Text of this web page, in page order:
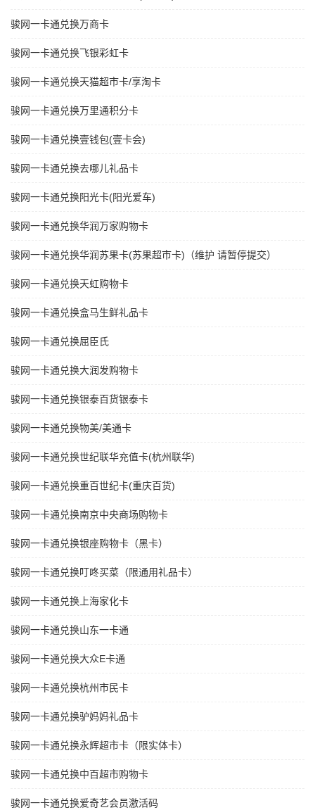
骏网一卡通兑换万商卡
骏网一卡通兑换飞银彩虹卡
骏网一卡通兑换天猫超市卡/享淘卡
骏网一卡通兑换万里通积分卡
骏网一卡通兑换壹钱包(壹卡会)
骏网一卡通兑换去哪儿礼品卡
骏网一卡通兑换阳光卡(阳光爱车)
骏网一卡通兑换华润万家购物卡
骏网一卡通兑换华润苏果卡(苏果超市卡)（维护 请暂停提交）
骏网一卡通兑换天虹购物卡
骏网一卡通兑换盒马生鲜礼品卡
骏网一卡通兑换屈臣氏
骏网一卡通兑换大润发购物卡
骏网一卡通兑换银泰百货银泰卡
骏网一卡通兑换物美/美通卡
骏网一卡通兑换世纪联华充值卡(杭州联华)
骏网一卡通兑换重百世纪卡(重庆百货)
骏网一卡通兑换南京中央商场购物卡
骏网一卡通兑换银座购物卡（黑卡）
骏网一卡通兑换叮咚买菜（限通用礼品卡）
骏网一卡通兑换上海家化卡
骏网一卡通兑换山东一卡通
骏网一卡通兑换大众E卡通
骏网一卡通兑换杭州市民卡
骏网一卡通兑换驴妈妈礼品卡
骏网一卡通兑换永辉超市卡（限实体卡）
骏网一卡通兑换中百超市购物卡
骏网一卡通兑换爱奇艺会员激活码